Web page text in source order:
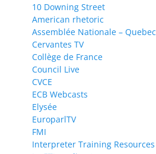
10 Downing Street
American rhetoric
Assemblée Nationale – Quebec
Cervantes TV
Collège de France
Council Live
CVCE
ECB Webcasts
Elysée
EuroparlTV
FMI
Interpreter Training Resources